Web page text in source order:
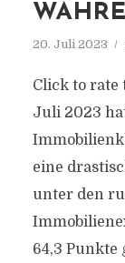
20. Juli 2023
Click to rate
Juli 2023
eine
unter den
64,3 Punkte